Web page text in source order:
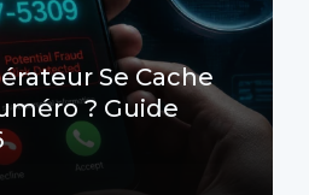
Se Cache
? Guide